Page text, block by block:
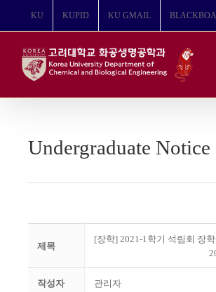
뛰
KU KUPID KU GMAIL
Undergraduate Notice
제목
[장학] 2021-1학기 석림회 장
작성자 관리자